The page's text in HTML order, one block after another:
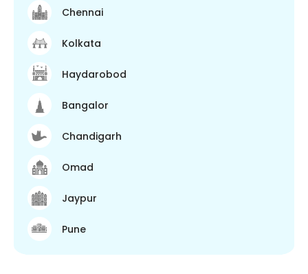
Chennai
Kolkata
Haydarobod
Bangalor
Chandigarh
Omad
Jaypur
Pune